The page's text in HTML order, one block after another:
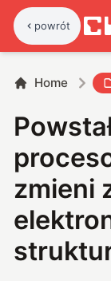
powrót
Home
zmieni